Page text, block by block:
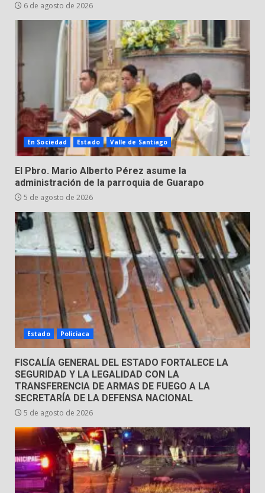
5
Hombre pierde la vida en
tabiquera
31 de julio de 2026
Emboscada a policías en Yuriria
31 de julio de 2026
6 de agosto de 2026
En Sociedad Estado Valle de Santiago
El Pbro. Mario Alberto Pérez asume la
administración de la parroquia de Guarapo
5 de agosto de 2026
Estado Policiaca
FISCALÍA GENERAL DEL ESTADO FORTALECE LA
SEGURIDAD Y LA LEGALIDAD CON LA
TRANSFERENCIA DE ARMAS DE FUEGO A LA
SECRETARÍA DE LA DEFENSA NACIONAL
5 de agosto de 2026